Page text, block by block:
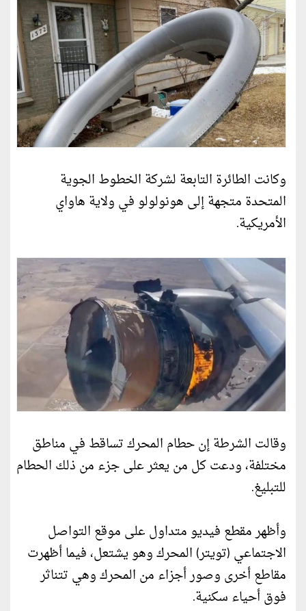
وكانت الطائرة التابعة لشركة الخطوط الجوية
المتحدة متجهة إلى هونولولو في ولاية هاواي
الأمريكية.
وقالت الشرطة إن حطام المحرك تساقط في مناطق
مختلفة، ودعت كل من يعثر على جزء من ذلك الحطام
للتبليغ.
وأظهر مقطع فيديو متداول على موقع التواصل
الاجتماعي (تويتر) المحرك وهو يشتعل، فيما أظهرت
مقاطع أخرى وصور أجزاء من المحرك وهي تتناثر
فوق أحياء سكنية.